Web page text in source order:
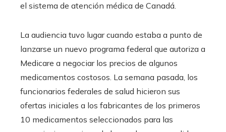
el sistema de atención médica de Canadá.
La audiencia tuvo lugar cuando estaba a punto de
lanzarse un nuevo programa federal que autoriza a
Medicare a negociar los precios de algunos
medicamentos costosos. La semana pasada, los
funcionarios federales de salud hicieron sus
ofertas iniciales a los fabricantes de los primeros
10 medicamentos seleccionados para las